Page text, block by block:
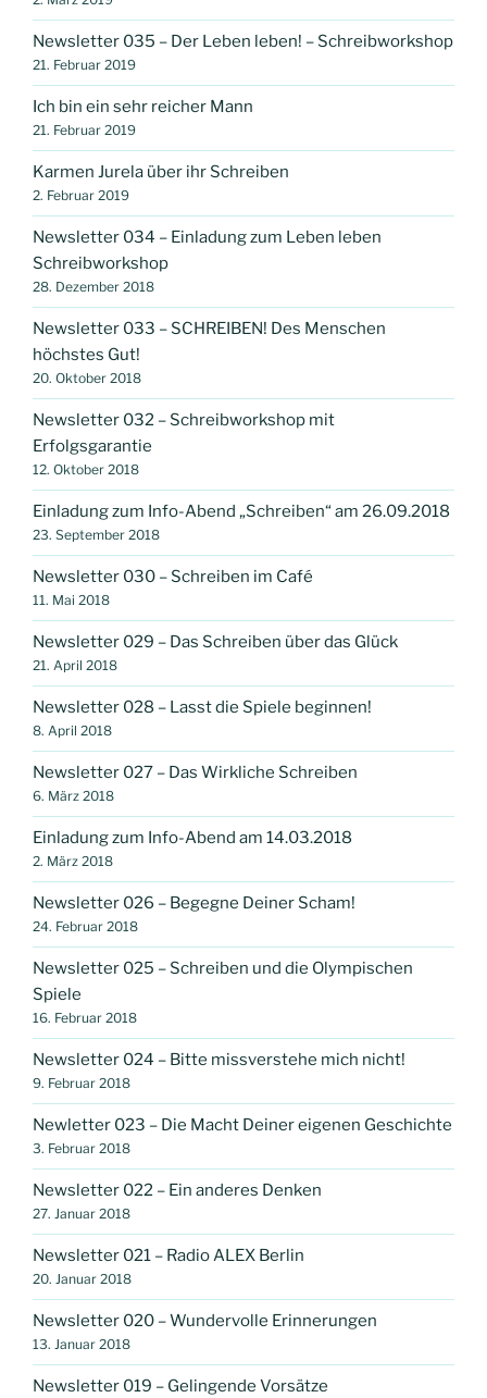
Newsletter 035 – Der Leben leben! – Schreibworkshop
21. Februar 2019
Ich bin ein sehr reicher Mann
21. Februar 2019
Karmen Jurela über ihr Schreiben
2. Februar 2019
Newsletter 034 – Einladung zum Leben leben
Schreibworkshop
28. Dezember 2018
Newsletter 033 – SCHREIBEN! Des Menschen
höchstes Gut!
20. Oktober 2018
Newsletter 032 – Schreibworkshop mit
Erfolgsgarantie
12. Oktober 2018
Einladung zum Info-Abend „Schreiben“ am 26.09.2018
23. September 2018
Newsletter 030 – Schreiben im Café
11. Mai 2018
Newsletter 029 – Das Schreiben über das Glück
21. April 2018
Newsletter 028 – Lasst die Spiele beginnen!
8. April 2018
Newsletter 027 – Das Wirkliche Schreiben
6. März 2018
Einladung zum Info-Abend am 14.03.2018
2. März 2018
Newsletter 026 – Begegne Deiner Scham!
24. Februar 2018
Newsletter 025 – Schreiben und die Olympischen
Spiele
16. Februar 2018
Newsletter 024 – Bitte missverstehe mich nicht!
9. Februar 2018
Newletter 023 – Die Macht Deiner eigenen Geschichte
3. Februar 2018
Newsletter 022 – Ein anderes Denken
27. Januar 2018
Newsletter 021 – Radio ALEX Berlin
20. Januar 2018
Newsletter 020 – Wundervolle Erinnerungen
13. Januar 2018
Newsletter 019 – Gelingende Vorsätze